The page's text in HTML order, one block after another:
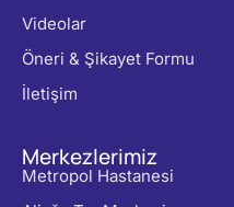
Videolar
Öneri & Şikayet Formu
İletişim
Merkezlerimiz
Metropol Hastanesi